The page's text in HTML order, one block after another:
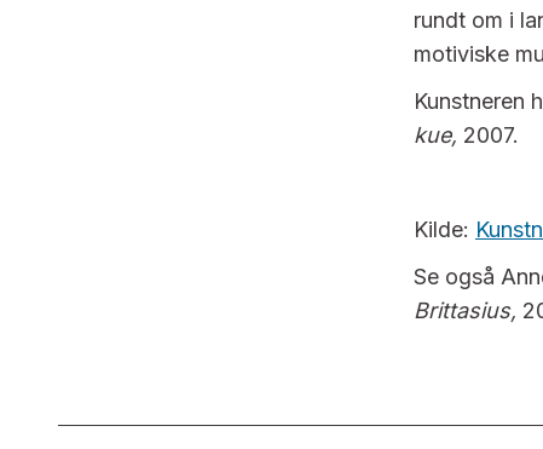
rundt om i
motiviske
Kunstneren
kue, 2007.
Kilde:
Se også
Brittasius,